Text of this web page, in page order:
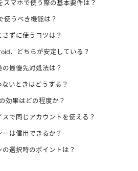
スマホで使う際の基本要件は？
使うべき機能は？
さずに使うコツは？
、どちらが安定している？
の最優先対処法は？
ないときはどうする？
効果はどの程度か？
スで同じアカウントを使える？
ーは信用できるか？
の選択時のポイントは？